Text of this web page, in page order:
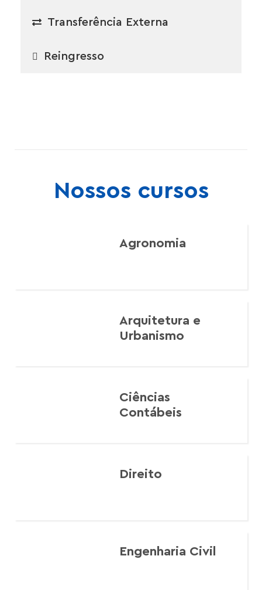
Transferência Externa
Reingresso
Nossos cursos
Agronomia
Arquitetura e
Urbanismo
Ciências
Contábeis
Direito
Engenharia Civil